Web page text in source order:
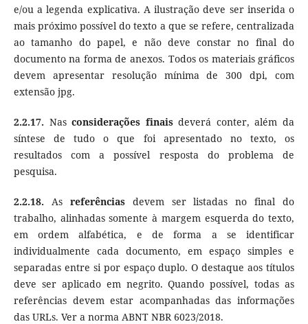
e/ou a legenda explicativa. A ilustração deve ser inserida o
mais próximo possível do texto a que se refere, centralizada
ao tamanho do papel, e não deve constar no final do
documento na forma de anexos. Todos os materiais gráficos
devem apresentar resolução mínima de 300 dpi, com
extensão jpg.
2.2.17. Nasconsiderações finaisdeverá conter, além da
síntese de tudo o que foi apresentado no texto, os
resultados com a possível resposta do problema de
pesquisa.
2.2.18. As referênciasdevem ser listadas no final do
trabalho, alinhadas somente à margem esquerda do texto,
em ordem alfabética, e de forma a se identificar
individualmente cada documento, em espaço simples e
separadas entre si por espaço duplo. O destaque aos títulos
deve ser aplicado em negrito. Quando possível, todas as
referências devem estar acompanhadas das informações
das URLs. Ver a norma ABNT NBR 6023/2018.